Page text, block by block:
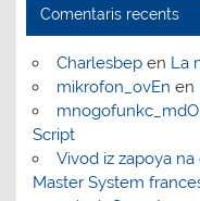
Comentaris recents
Charlesbepen La
mikrofon_ovEn en
Script
Vivod iz zapoya
Master System